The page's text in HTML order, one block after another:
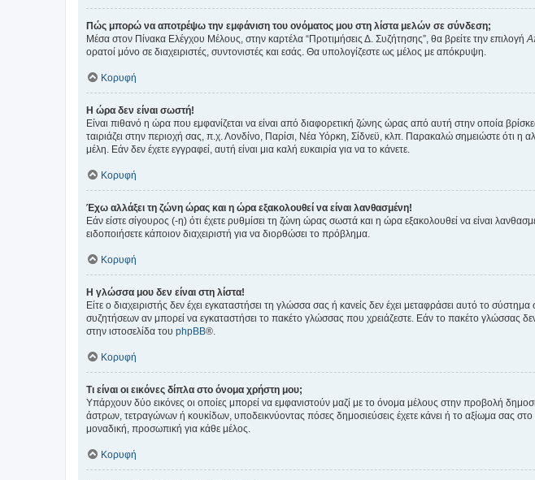
Πώς μπορώ να αποτρέψω την εμφάνιση του ονόματος μου στη λίστα μελών σε σύνδεση;
Μέσα στον Πίνακα Ελέγχου Μέλους, στην καρτέλα “Προτιμήσεις Δ. Συζήτησης”, θα βρείτε την επιλογή
ορατοί μόνο σε διαχειριστές, συντονιστές και εσάς. Θα υπολογίζεστε ως μέλος με απόκρυψη.
Κορυφή
Η ώρα δεν είναι σωστή!
Είναι πιθανό η ώρα που εμφανίζεται να είναι από διαφορετική ζώνης ώρας από αυτή στην οποία
ταιριάζει στην περιοχή σας, π.χ. Λονδίνο, Παρίσι, Νέα Υόρκη, Σίδνεϋ, κλπ. Παρακαλώ σημειώστε ότι
μέλη. Εάν δεν έχετε εγγραφεί, αυτή είναι μια καλή ευκαιρία για να το κάνετε.
Κορυφή
Έχω αλλάξει τη ζώνη ώρας και η ώρα εξακολουθεί να είναι λανθασμένη!
Εάν είστε σίγουρος (-η) ότι έχετε ρυθμίσει τη ζώνη ώρας σωστά και η ώρα εξακολουθεί να είναι
ειδοποιήσετε κάποιον διαχειριστή για να διορθώσει το πρόβλημα.
Κορυφή
Η γλώσσα μου δεν είναι στη λίστα!
Είτε ο διαχειριστής δεν έχει εγκαταστήσει τη γλώσσα σας ή κανείς δεν έχει μεταφράσει αυτό το
συζητήσεων αν μπορεί να εγκαταστήσει το πακέτο γλώσσας που χρειάζεστε. Εάν το πακέτο γλώσσας
στην ιστοσελίδα του phpBB®.
Κορυφή
Τι είναι οι εικόνες δίπλα στο όνομα χρήστη μου;
Υπάρχουν δύο εικόνες οι οποίες μπορεί να εμφανιστούν μαζί με το όνομα μέλους στην προβολή
άστρων, τετραγώνων ή κουκίδων, υποδεικνύοντας πόσες δημοσιεύσεις έχετε κάνει ή το αξίωμα σας
μοναδική, προσωπική για κάθε μέλος.
Κορυφή